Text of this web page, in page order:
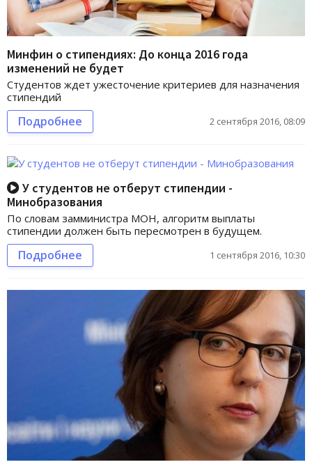
Минфин о стипендиях: До конца 2016 года
изменений не будет
Студентов ждет ужесточение критериев для назначения
стипендий
Подробнее 2 сентября 2016, 08:09
У студентов не отберут стипендии -
Минобразования
По словам замминистра МОН, алгоритм выплаты
стипендии должен быть пересмотрен в будущем.
Подробнее 1 сентября 2016, 10:30